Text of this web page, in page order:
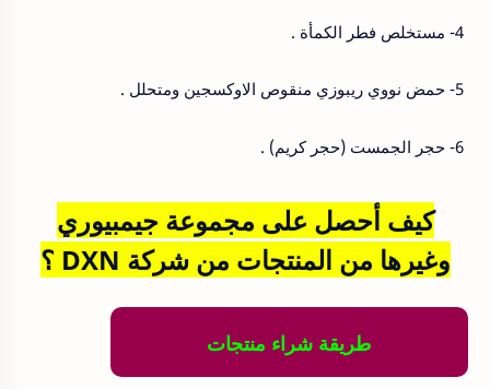
كيف أحصل على مجموعة جيمبيوري
وغيرها من المنتجات من شركة DXN ؟
طريقة شراء منتجات